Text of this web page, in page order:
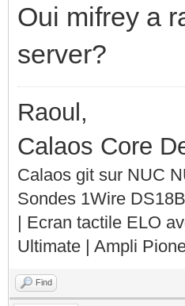
Oui mifrey a
server?
Raoul,
Calaos Core
Calaos git sur NUC
Sondes 1Wire
| Ecran tactile ELO
Ultimate | Ampli
Find